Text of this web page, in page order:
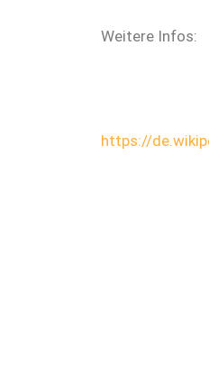
Weitere Infos:
https://